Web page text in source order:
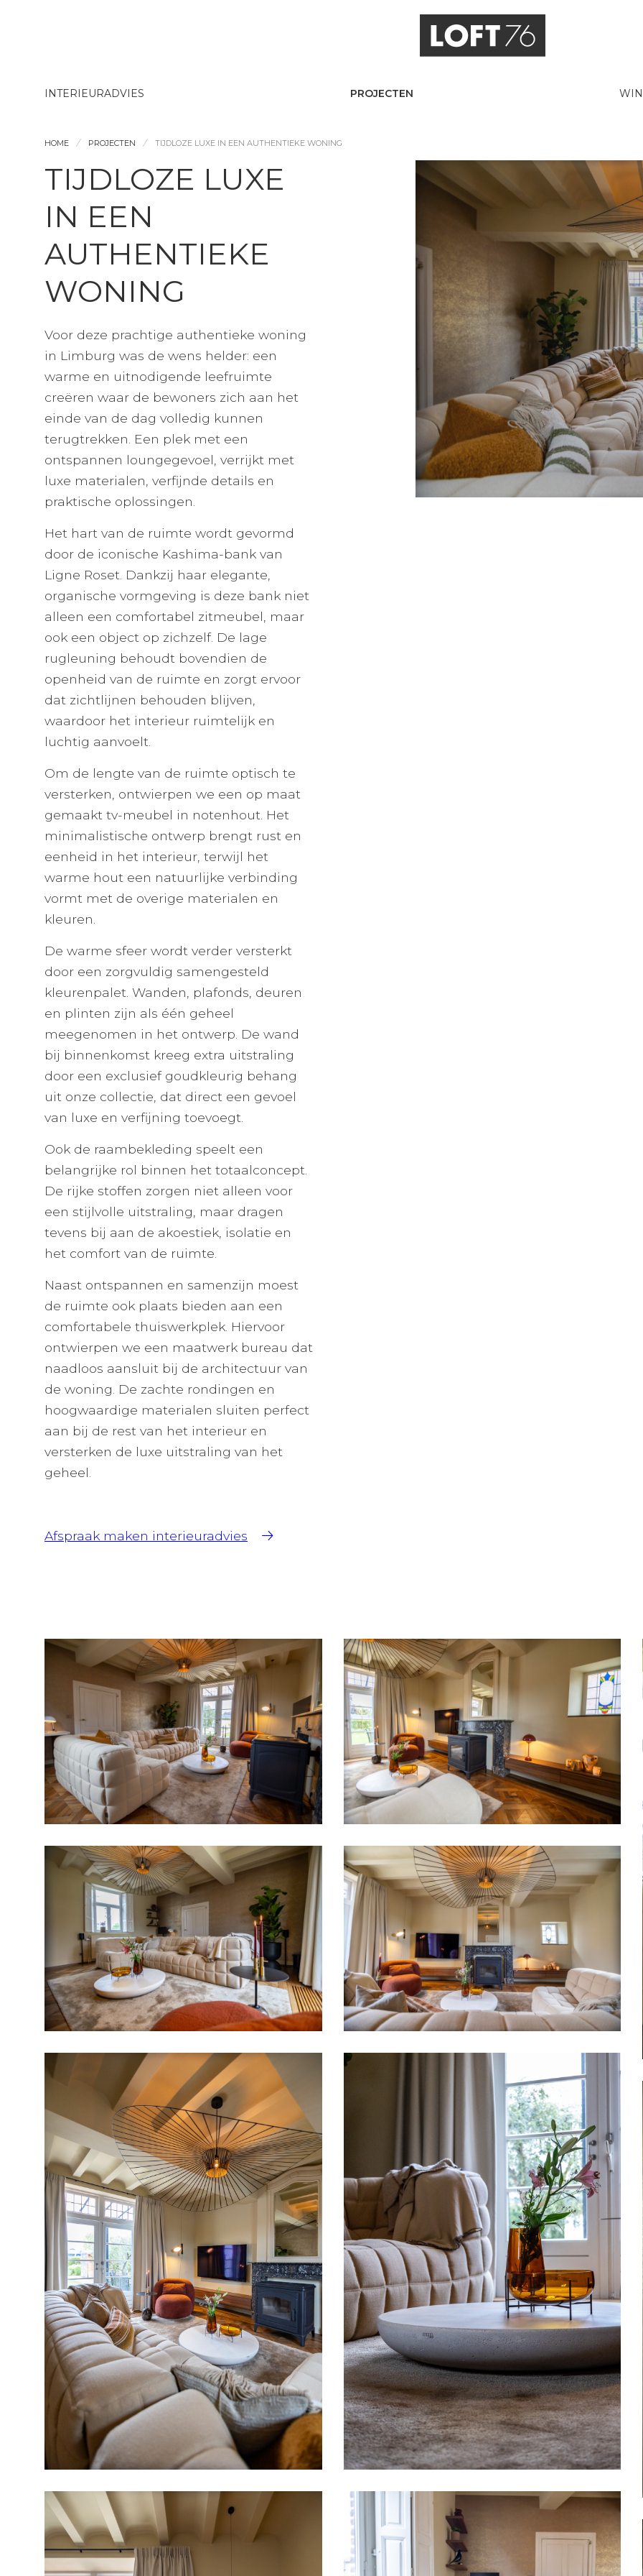
INTERIEURADVIES PROJECTEN
HOME PROJECTEN TIJDLOZE LUXE IN EEN AUTHENTIEKE WONING
TIJDLOZE LUXE
IN EEN
AUTHENTIEKE
WONING
Voor deze prachtige authentieke woning
in Limburg was de wens helder: een
warme en uitnodigende leefruimte
creëren waar de bewoners zich aan het
einde van de dag volledig kunnen
terugtrekken. Een plek met een
ontspannen loungegevoel, verrijkt met
luxe materialen, verfijnde details en
praktische oplossingen.
Het hart van de ruimte wordt gevormd
door de iconische Kashima-bank van
Ligne Roset. Dankzij haar elegante,
organische vormgeving is deze bank niet
alleen een comfortabel zitmeubel, maar
ook een object op zichzelf. De lage
rugleuning behoudt bovendien de
openheid van de ruimte en zorgt ervoor
dat zichtlijnen behouden blijven,
waardoor het interieur ruimtelijk en
luchtig aanvoelt.
Om de lengte van de ruimte optisch te
versterken, ontwierpen we een op maat
gemaakt tv-meubel in notenhout. Het
minimalistische ontwerp brengt rust en
eenheid in het interieur, terwijl het
warme hout een natuurlijke verbinding
vormt met de overige materialen en
kleuren.
De warme sfeer wordt verder versterkt
door een zorgvuldig samengesteld
kleurenpalet. Wanden, plafonds, deuren
en plinten zijn als één geheel
meegenomen in het ontwerp. De wand
bij binnenkomst kreeg extra uitstraling
door een exclusief goudkleurig behang
uit onze collectie, dat direct een gevoel
van luxe en verfijning toevoegt.
Ook de raambekleding speelt een
belangrijke rol binnen het totaalconcept.
De rijke stoffen zorgen niet alleen voor
een stijlvolle uitstraling, maar dragen
tevens bij aan de akoestiek, isolatie en
het comfort van de ruimte.
Naast ontspannen en samenzijn moest
de ruimte ook plaats bieden aan een
comfortabele thuiswerkplek. Hiervoor
ontwierpen we een maatwerk bureau dat
naadloos aansluit bij de architectuur van
de woning. De zachte rondingen en
hoogwaardige materialen sluiten perfect
aan bij de rest van het interieur en
versterken de luxe uitstraling van het
geheel.
Afspraak maken interieuradvies